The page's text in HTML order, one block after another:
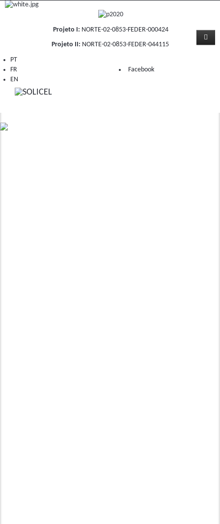
Projeto I: NORTE-02-0853-FEDER-000424
Projeto II: NORTE-02-0853-FEDER-044115
PT
FR
EN
Facebook